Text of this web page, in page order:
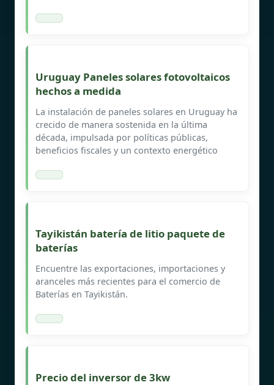
Uruguay Paneles solares fotovoltaicos
hechos a medida
La instalación de paneles solares en Uruguay ha
crecido de manera sostenida en la última
década, impulsada por políticas públicas,
beneficios fiscales y un contexto energético
Tayikistán batería de litio paquete de
baterías
Encuentre las exportaciones, importaciones y
aranceles más recientes para el comercio de
Baterías en Tayikistán.
Precio del inversor de 3kw